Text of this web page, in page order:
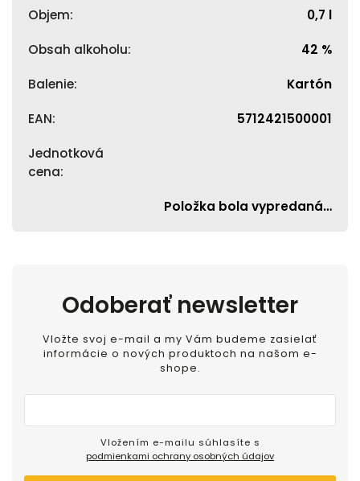
Objem: 0,7 l
Obsah alkoholu: 42 %
Balenie: Kartón
EAN: 5712421500001
Jednotková
cena:
Položka bola vypredaná…
Odoberať newsletter
Vložte svoj e-mail a my Vám budeme zasielať
informácie o nových produktoch na našom e-
shope.
podmienkami ochrany osobných údajov